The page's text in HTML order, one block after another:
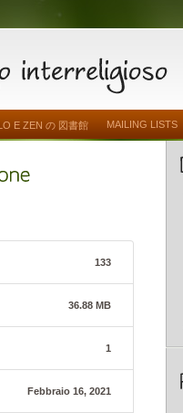
E ZEN の 図書館 MAILING LISTS
133
36.88 MB
1
Febbraio 16, 2021